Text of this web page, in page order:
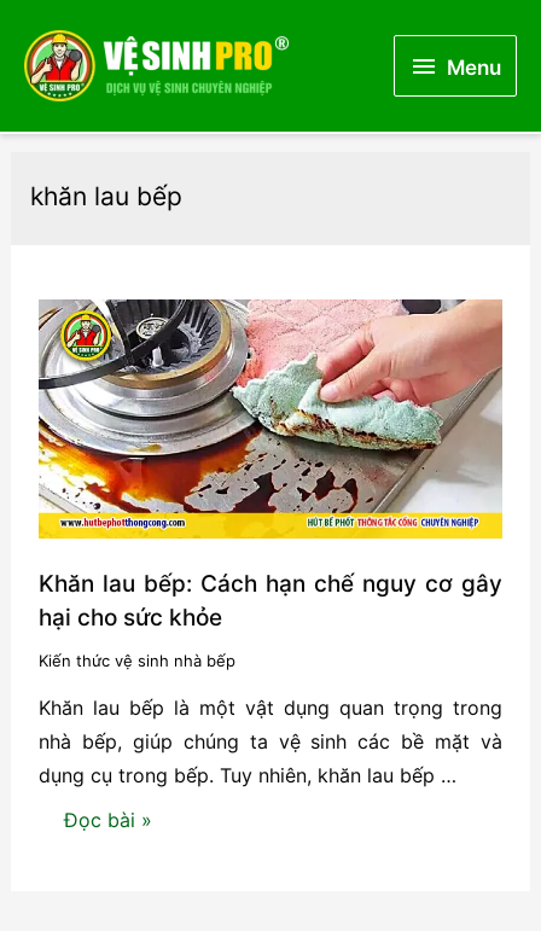
MenuMenu
khăn lau bếp
Khăn lau bếp: Cách hạn chế nguy cơ gây
hại cho sức khỏe
Kiến thức vệ sinh nhà bếp
Khăn lau bếp là một vật dụng quan trọng trong
nhà bếp, giúp chúng ta vệ sinh các bề mặt và
dụng cụ trong bếp. Tuy nhiên, khăn lau bếp …
Khăn
Đọc bài »